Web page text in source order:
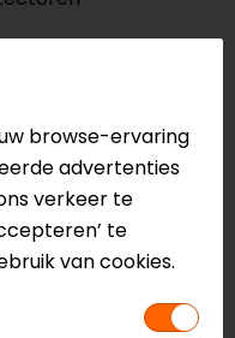
dit product?
of kom langs in één
aan den IJssel,
In de winkels kun je
en staan onze
klaar met advies.
browse-ervaring
advertenties
verkeer te
te
van cookies.